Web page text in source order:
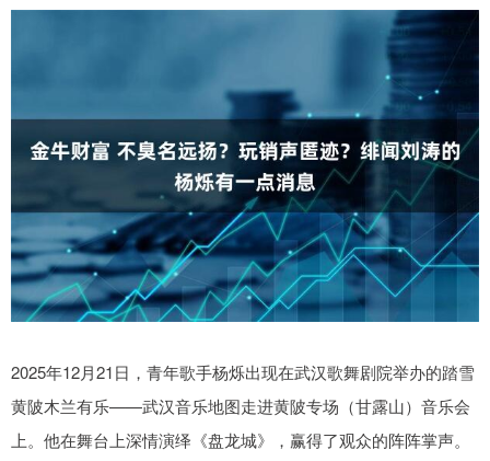
2025年12月21日，青年歌手杨烁出现在武汉歌舞剧院举办的踏雪
黄陂木兰有乐——武汉音乐地图走进黄陂专场（甘露山）音乐会
上。他在舞台上深情演绎《盘龙城》，赢得了观众的阵阵掌声。